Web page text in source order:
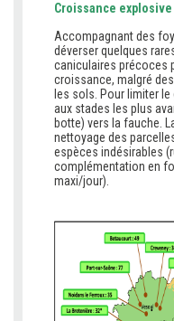
Croissance explosive
Accompagnant des
déverser quelques
caniculaires précoces
croissance, malgré
les sols. Pour limiter
aux stades les plus
botte) vers la fauche.
nettoyage des
espèces indésirables
complémentation en
maxi/jour).